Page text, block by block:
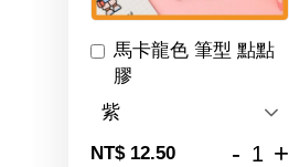
馬卡龍色 筆型 點點
膠
NT$ 12.50
- +